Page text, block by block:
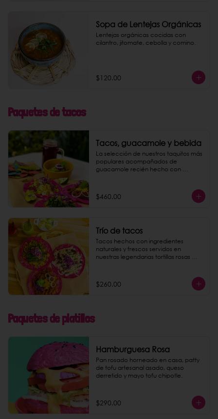
Sopa de Lentejas Orgánicas
Lentejas orgánicas cocidas con
cilantro, jitomate, cebolla y comino.
$120.00
Paquetes de tacos
Tacos, guacamole y bebida
La selección de nuestros taquitos más
populares acompañados de
guacamole recién hecho con
jamaica o limonada rosa.
$460.00
Trío de tacos
Tacos hechos con ingredientes
naturales y frescos servidos en
nuestras legendarias tortillas rosas
pastor de setas - machacha tofu -
coliflor con requesón de coco -
$260.00
Paquetes de platillos
Hamburguesa Rosa
Pan rosado horneado en casa, patty
de tofu artesanal asado, queso
derretido y mayo tofu chipotle.
$290.00